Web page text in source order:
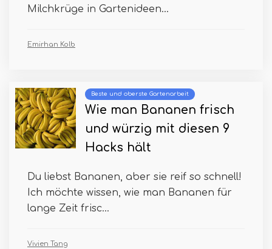
Milchkrüge in Gartenideen...
Emirhan Kolb
Beste und oberste Gartenarbeit
Wie man Bananen frisch
und würzig mit diesen 9
Hacks hält
Du liebst Bananen, aber sie reif so schnell!
Ich möchte wissen, wie man Bananen für
lange Zeit frisc...
Vivien Tang